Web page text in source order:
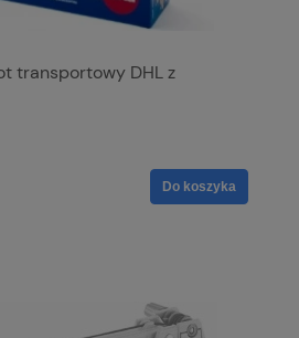
transportowy DHL z
Do koszyka